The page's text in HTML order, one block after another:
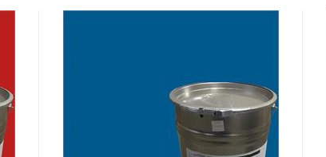
és középvonalak, parkolóhelyek,